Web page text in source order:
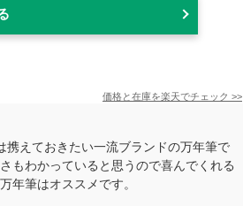
価格と在庫を楽天でチェック >>
えておきたい一流ブランドの万年筆で
もわかっていると思うので喜んでくれる
年筆はオススメです。